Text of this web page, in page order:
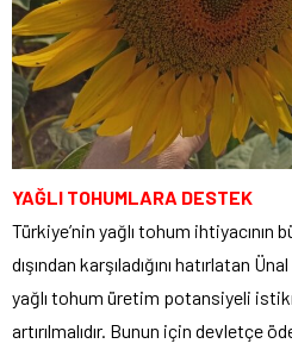
YAĞLI TOHUMLARA DESTEK
Türkiye’nin yağlı tohum ihtiyacının
dışından karşıladığını hatırlatan
yağlı tohum üretim potansiyeli
artırılmalıdır. Bunun için devletçe